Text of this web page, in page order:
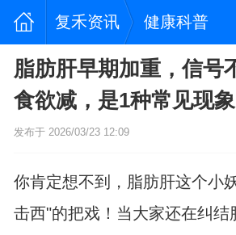
复禾资讯 健康科普
脂肪肝早期加重，信号
食欲减，是1种常见现象
发布于 2026/03/23 12:09
你肯定想不到，脂肪肝这个小
击西"的把戏！当大家还在纠结